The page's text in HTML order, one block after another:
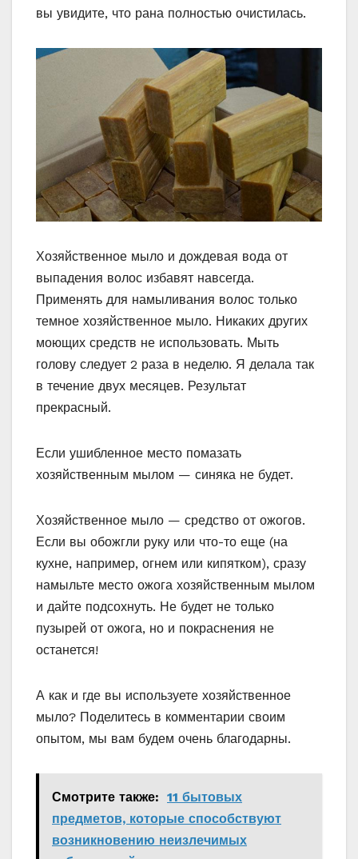
вы увидите, что рана полностью очистилась.
Хозяйственное мыло и дождевая вода от
выпадения волос избавят навсегда.
Применять для намыливания волос только
темное хозяйственное мыло. Никаких других
моющих средств не использовать. Мыть
голову следует 2 раза в неделю. Я делала так
в течение двух месяцев. Результат
прекрасный.
Если ушибленное место помазать
хозяйственным мылом — синяка не будет.
Хозяйственное мыло — средство от ожогов.
Если вы обожгли руку или что-то еще (на
кухне, например, огнем или кипятком), сразу
намыльте место ожога хозяйственным мылом
и дайте подсохнуть. Не будет не только
пузырей от ожога, но и покраснения не
останется!
А как и где вы используете хозяйственное
мыло? Поделитесь в комментарии своим
опытом, мы вам будем очень благодарны.
Смотрите также: 11 бытовых
предметов, которые способствуют
возникновению неизлечимых